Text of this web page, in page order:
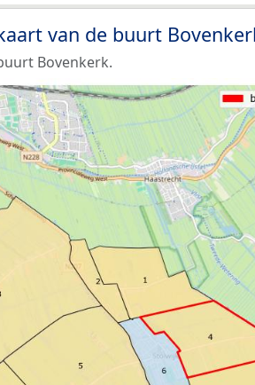
van de buurt
Bovenkerk.